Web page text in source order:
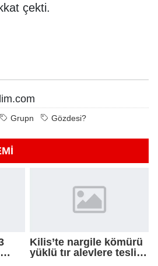
çekti.
Grupn Gözdesi?
Kilis’te nargile kömürü
yüklü tır alevlere teslim